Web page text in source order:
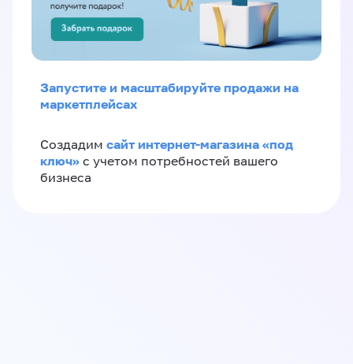
Запустите и масштабируйте продажи на
маркетплейсах
Создадим сайт интернет-магазина «под
ключ» с учетом потребностей вашего
бизнеса